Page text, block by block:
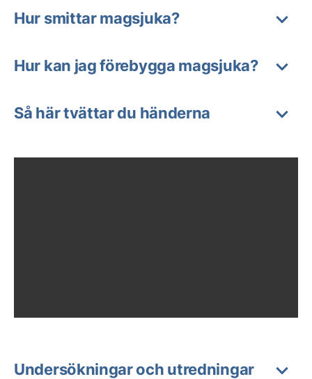
Hur smittar magsjuka?
Hur kan jag förebygga magsjuka?
Så här tvättar du händerna
Undersökningar och utredningar